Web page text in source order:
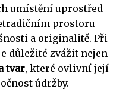
umístění uprostřed
prostoru
a originalitě. Při
důležité zvážit nejen
tvar, které ovlivní její
údržby.